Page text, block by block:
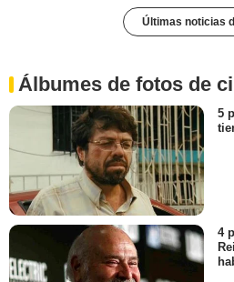
Últimas noticias
Álbumes de fotos de
5
4